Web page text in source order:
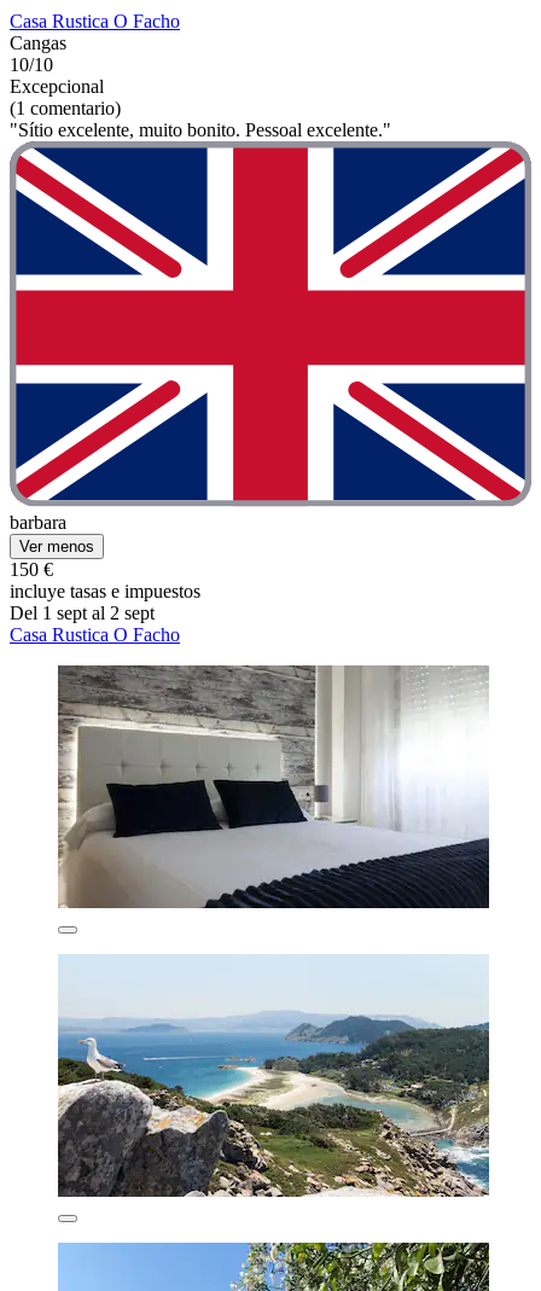
Casa Rustica O Facho
Cangas
10/10
Excepcional
(1 comentario)
"Sítio excelente, muito bonito. Pessoal excelente."
barbara
Ver menos
150 €
incluye tasas e impuestos
Del 1 sept al 2 sept
Casa Rustica O Facho